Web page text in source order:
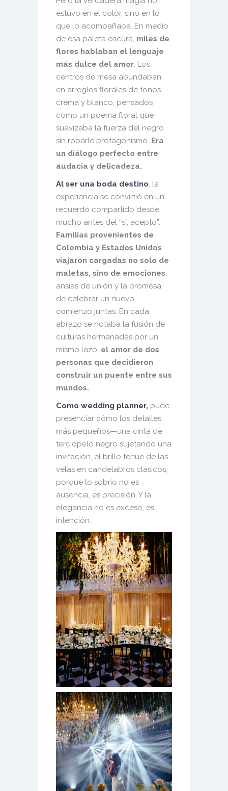
estuvo en el color, sino en lo
que lo acompañaba. En medio
de esa paleta oscura, miles de
flores hablaban el lenguaje
más dulce del amor. Los
centros de mesa abundaban
en arreglos florales de tonos
crema y blanco, pensados
como un poema floral que
suavizaba la fuerza del negro
sin robarle protagonismo. Era
un diálogo perfecto entre
audacia y delicadeza.
Al ser una boda destino, la
experiencia se convirtió en un
recuerdo compartido desde
mucho antes del “sí, acepto”.
Familias provenientes de
Colombia y Estados Unidos
viajaron cargadas no solo de
maletas, sino de emociones,
ansias de unión y la promesa
de celebrar un nuevo
comienzo juntas. En cada
abrazo se notaba la fusión de
culturas hermanadas por un
mismo lazo: el amor de dos
personas que decidieron
construir un puente entre sus
mundos.
Como wedding planner, pude
presenciar cómo los detalles
más pequeños—una cinta de
terciopelo negro sujetando una
invitación, el brillo tenue de las
velas en candelabros clásicos,
porque lo sobrio no es
ausencia, es precisión. Y la
elegancia no es exceso, es
intención.